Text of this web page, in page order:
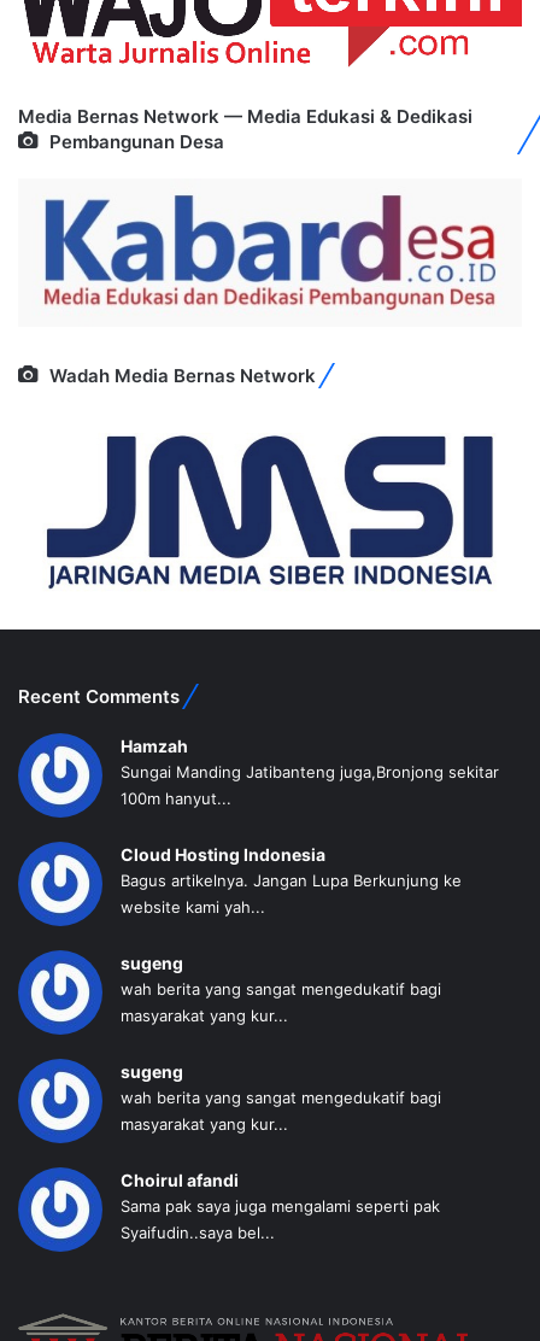
Media Bernas Network — Media Edukasi & Dedikasi
Pembangunan Desa
Wadah Media Bernas Network
Recent Comments
Hamzah
Sungai Manding Jatibanteng juga,Bronjong sekitar
100m hanyut...
Cloud Hosting Indonesia
Bagus artikelnya. Jangan Lupa Berkunjung ke
website kami yah...
sugeng
wah berita yang sangat mengedukatif bagi
masyarakat yang kur...
sugeng
wah berita yang sangat mengedukatif bagi
masyarakat yang kur...
Choirul afandi
Sama pak saya juga mengalami seperti pak
Syaifudin..saya bel...